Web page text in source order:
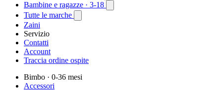
Bambine e ragazze · 3-18
Tutte le marche
Zaini
Servizio
Contatti
Account
Traccia ordine ospite
Bimbo · 0-36 mesi
Accessori